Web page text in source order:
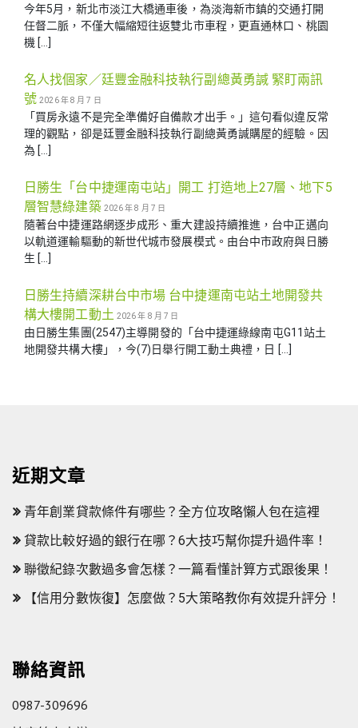
今年5月，新北市淡江大橋通車後，為淡海新市鎮的交通打開
任督二脈，不僅大幅縮短往返雙北市車程，更直通林口、桃園
機 […]
名人找個家／廷豐金融科技執行副總黃勇諴 緊盯兩訊
號 2026 年 8 月 7 日
「買房永遠不是完全準備好自備款才出手。」這句看似違反常
理的觀點，卻是廷豐金融科技執行副總黃勇諴購屋的經驗。因
為 […]
日勝生「台中捷運南屯站」開工 打造地上27層、地下5
層智慧綠建築 2026 年 8 月 7 日
隨著台中捷運路網逐步成形、重大建設持續推進，台中正邁向
以軌道運輸驅動的新世代城市發展模式。由台中市政府與日勝
生 […]
日勝生持續深耕台中市場 台中捷運南屯站土地開發共
構大樓開工動土 2026 年 8 月 7 日
由日勝生集團(2547)主導開發的「台中捷運綠線南屯G11站土
地開發共構大樓」，今(7)日舉行開工動土典禮，日 […]
近期文章
青年創業貸款條件有哪些？全方位攻略懶人包在這裡
貸款比較好過的銀行在哪？6大技巧幫你提升過件率！
聯徵紀錄次數過多會怎樣？一篇看懂計算方式跟後果！
【信用分數恢復】怎麼做？5大策略教你有效提升評分！
聯絡資訊
0987-309696